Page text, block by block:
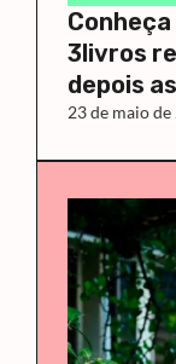
3livros
depois
23 de maio